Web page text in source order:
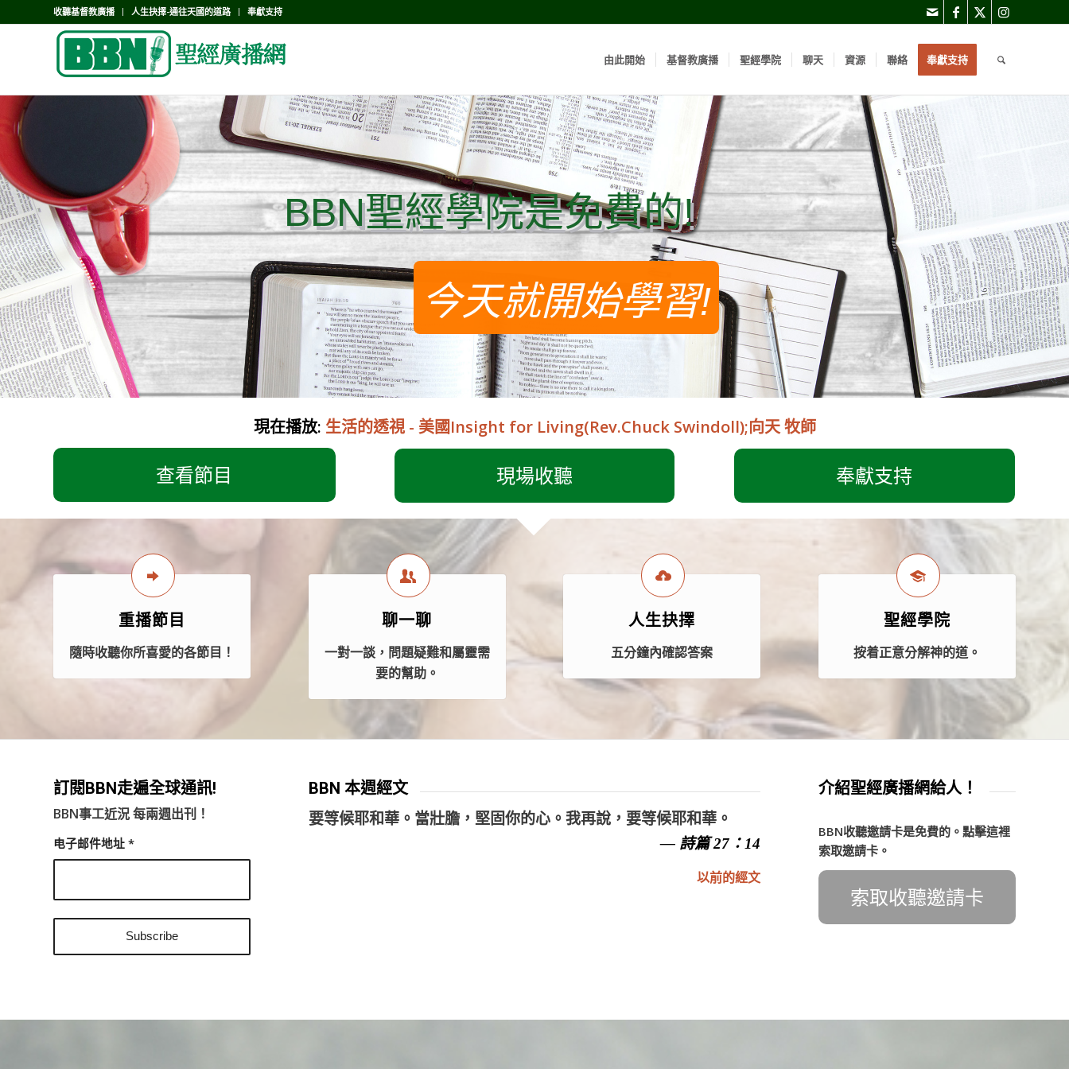
收聽基督教廣播 人生抉擇-通往天國的道路 奉獻支持
由此開始 基督教廣播 聖經學院 聊天 資源 聯絡 奉獻支持
BBN聖經學院是免費的!
BBN聖經學院是免費的!
今天就開始學習!
現在播放: 生活的透視 - 美國Insight for Living(Rev.Chuck Swindoll);向天 牧師
查看節目 現場收聽 奉獻支持
重播節目
隨時收聽你所喜愛的各節目！
聊一聊
一對一談，問題疑難和屬靈需
要的幫助。
人生抉擇
五分鐘內確認答案
聖經學院
按着正意分解神的道。
訂閱BBN走遍全球通訊!
BBN事工近況 每兩週出刊！
电子邮件地址 *
BBN 本週經文
要等候耶和華。當壯膽，堅固你的心。我再說，要等候耶和華。
— 詩篇 27：14
以前的經文
介紹聖經廣播網給人！
BBN收聽邀請卡是免費的。點擊這裡
索取邀請卡。
索取收聽邀請卡